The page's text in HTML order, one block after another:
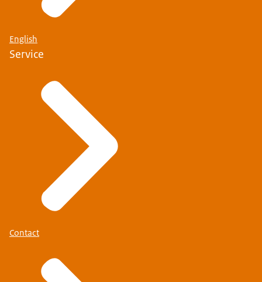
English
Service
Contact